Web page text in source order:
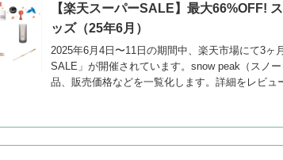
【楽天スーパーSALE】最大66%OFF!
ッズ（25年6月）
2025年6月4日〜11日の期間中、楽天市場にて3ヶ
SALE」が開催されています。snow peak（スノ
品、販売価格などを一覧化します。詳細をレビュ